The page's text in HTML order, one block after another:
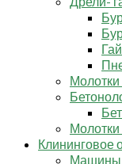
Клининговое
Машины